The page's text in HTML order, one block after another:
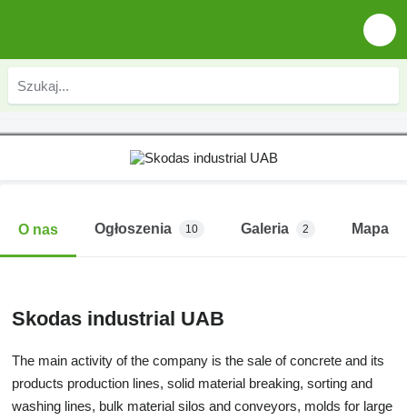
O nas Ogłoszenia 10 Galeria 2 Mapa
Skodas industrial UAB
The main activity of the company is the sale of concrete and its
products production lines, solid material breaking, sorting and
washing lines, bulk material silos and conveyors, molds for large